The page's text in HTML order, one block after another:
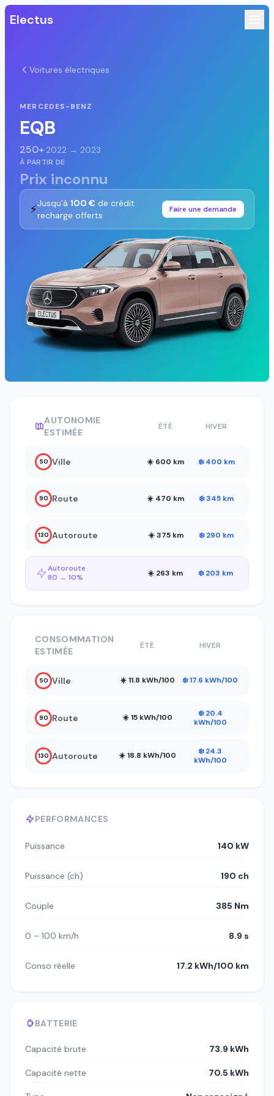
Electus
Voitures électriques
MERCEDES-BENZ
EQB
250+·2022 → 2023
À PARTIR DE
Prix inconnu
⚡Jusqu'à 100 € de crédit
recharge offerts
Faire une demande
AUTONOMIE
ESTIMÉE
ÉTÉ HIVER
50 Ville ☀️ 600 km ❄️ 400 km
90 Route ☀️ 470 km ❄️ 345 km
130 Autoroute ☀️ 375 km ❄️ 290 km
Autoroute
80 → 10%
☀️ 263 km ❄️ 203 km
PERFORMANCES
Puissance 140 kW
Puissance (ch) 190 ch
Couple 385 Nm
0 – 100 km/h 8.9 s
Conso réelle 17.2 kWh/100 km
BATTERIE
Capacité brute 73.9 kWh
Capacité nette 70.5 kWh
CONSOMMATION
ESTIMÉE
ÉTÉ HIVER
50 Ville ☀️ 11.8 kWh/100 ❄️ 17.6 kWh/100
90 Route ☀️ 15 kWh/100
❄️ 20.4
kWh/100
130 Autoroute ☀️ 18.8 kWh/100
❄️ 24.3
kWh/100